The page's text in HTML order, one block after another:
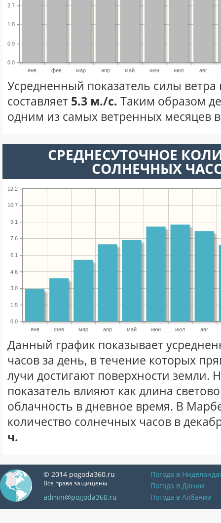
янв фев мар апр май июн июл авг
0.0
0.9
1.8
2.7
Усредненный показатель силы ветра
составляет 5.3 м./с. Таким образом
одним из самых ветренных месяцев в
СРЕДНЕСУТОЧНОЕ
СОЛНЕЧНЫХ
янв фев мар апр май июн июл авг
0.0
1.5
3.0
4.6
6.1
7.6
9.1
10.7
12.2
Данный график показывает
часов за день, в течение которых
лучи достигают поверхности земли.
показатель влияют как длина
облачность в дневное время. В
количество солнечных часов в
ч.
© 2014 pogoda360.ru
Все права защищены
admin@pogoda360.ru
Погода в
Погода в Дании
Погода в Албании